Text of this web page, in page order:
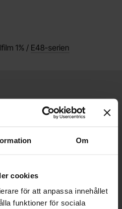
Om
cookies
för att anpassa innehållet
funktioner för sociala
1% / E48-serien
innebär at våra norska kunder
oss, och slipper avgifter för